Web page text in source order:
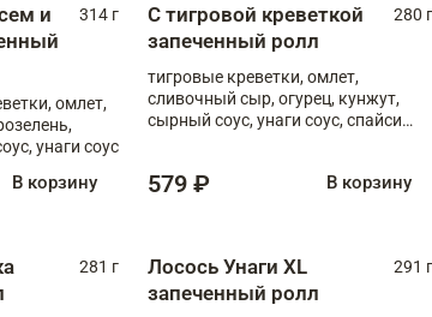
и
314 г
омлет,
унаги соус
В корзину
С тигровой креветкой
запеченный ролл
280 г
тигровые креветки, омлет,
сливочный сыр, огурец, кунжут,
сырный соус, унаги соус, спайси
579 ₽ В корзину
281 г
Лосось Унаги XL
запеченный ролл
291 г